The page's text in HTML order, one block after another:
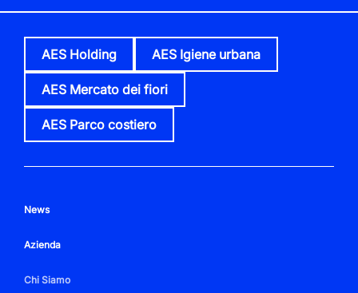
AES Holding AES Igiene urbana
AES Mercato dei fiori
AES Parco costiero
News
Azienda
Chi Siamo